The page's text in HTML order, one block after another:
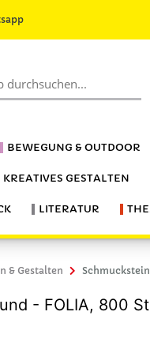
BEWEGUNG & OUTDOOR
KREATIVES GESTALTEN
LITERATUR
& Gestalten
- FOLIA, 800